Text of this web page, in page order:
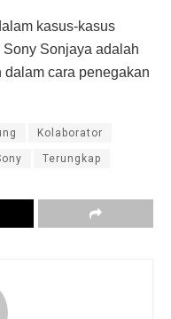
kasus-kasus
Sonjaya adalah
dalam cara penegakan
Kolaborator
Terungkap